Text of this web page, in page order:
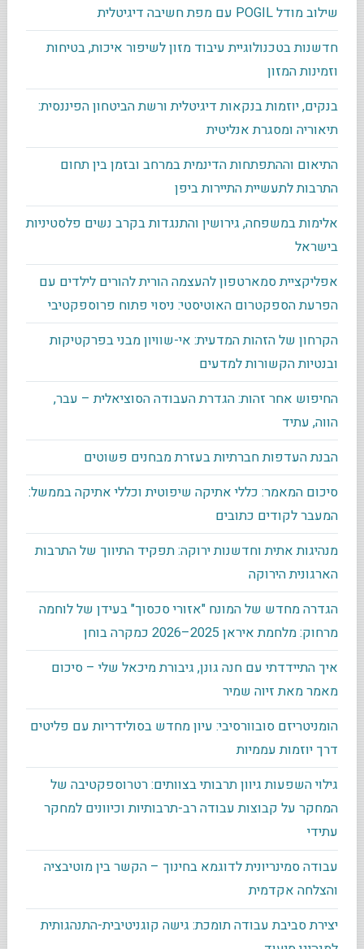
שילוב מודל POGIL עם מפת חשיבה דיגיטלית
חדשנות בטכנולוגיית עיבוד מזון לשיפור איכות, בטיחות
וזמינות המזון
בנקים, יוזמות בנקאות דיגיטלית ורשת הביטחון הפיננסית:
תיאוריה ומסגרת אנליטית
התיאום וההתפתחות הדינמית במרחב ובזמן בין תחום
התרבות לתעשיית התיירות ביפן
אלימות במשפחה, גירושין והתנגדות בקרב נשים פלסטיניות
בישראל
אפליקציית סמארטפון להעצמה הורית להורים לילדים עם
הפרעת הספקטרום האוטיסטי: ניסוי פתוח פרוספקטיבי
הקרחון של הזהות המדעית: אי-שוויון מבני בפרקטיקות
ובנטיות הקשורות למדעים
החיפוש אחר זהות: הגדרת העבודה הסוציאלית – עבר,
הווה, עתיד
הבנת העדפות חברתיות בעזרת מבחנים פשוטים
סיכום המאמר: כללי אתיקה שיפוטית וכללי אתיקה בממשל:
המעבר לקודים כתובים
מנהיגות אתית וחדשנות ירוקה: תפקיד התיווך של התרבות
הארגונית הירוקה
הגדרה מחדש של המונח "אזורי סכסוך" בעידן של לוחמה
מרחוק: מלחמת איראן 2025–2026 כמקרה בוחן
איך התיידדתי עם חנה גונן, גיבורת מיכאל שלי – סיכום
מאמר מאת זיוה שמיר
הומניטריזם סובוורסיבי: עיון מחדש בסולידריות עם פליטים
דרך יוזמות עממיות
גילוי השפעות גיוון תרבותי בצוותים: רטרוספקטיבה של
המחקר על קבוצות עבודה רב-תרבותיות וכיוונים למחקר
עתידי
עבודה סמינריונית לדוגמא בחינוך – הקשר בין מוטיבציה
והצלחה אקדמית
יצירת סביבת עבודה תומכת: גישה קוגניטיבית-התנהגותית